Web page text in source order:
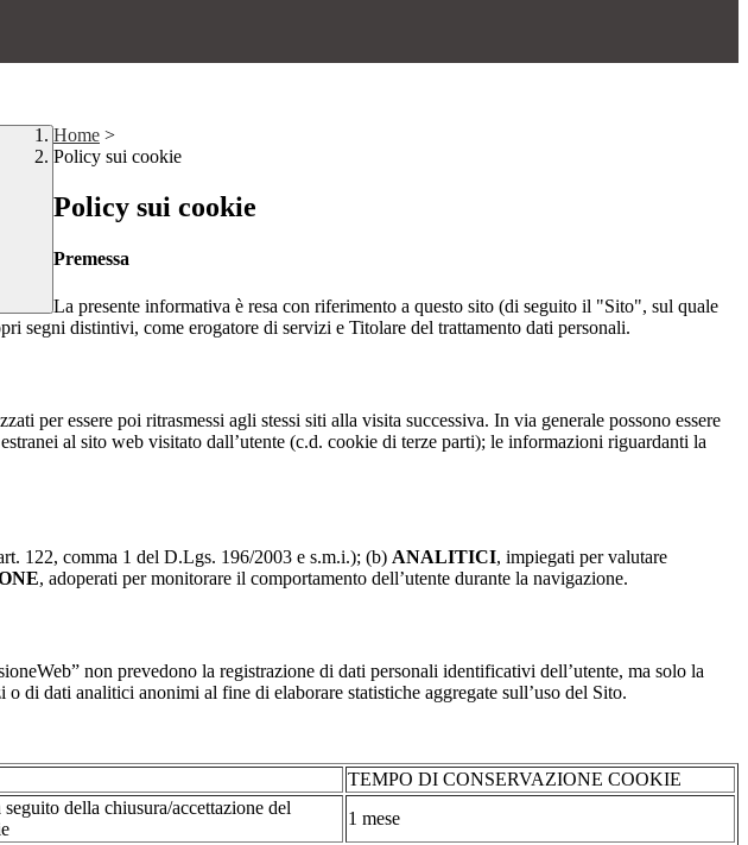
Home >
Policy sui cookie
Policy sui cookie
Premessa
La presente informativa è resa con riferimento a questo sito (di seguito il "Sito", sul quale
segni distintivi, come erogatore di servizi e Titolare del trattamento dati personali.
essere poi ritrasmessi agli stessi siti alla visita successiva. In via generale possono essere
al sito web visitato dall’utente (c.d. cookie di terze parti); le informazioni riguardanti la
122, comma 1 del D.Lgs. 196/2003 e s.m.i.); (b) ANALITICI, impiegati per valutare
, adoperati per monitorare il comportamento dell’utente durante la navigazione.
non prevedono la registrazione di dati personali identificativi dell’utente, ma solo la
di dati analitici anonimi al fine di elaborare statistiche aggregate sull’uso del Sito.
TEMPO DI CONSERVAZIONE COOKIE
della chiusura/accettazione del
1 mese